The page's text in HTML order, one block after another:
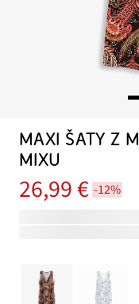
MAXI ŠATY Z
MIXU
26,99 € -12%